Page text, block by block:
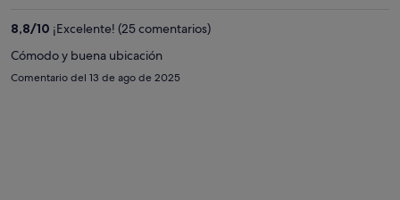
8,8/10 ¡Excelente! (25 comentarios)
Cómodo y buena ubicación
Comentario del 13 de ago de 2025